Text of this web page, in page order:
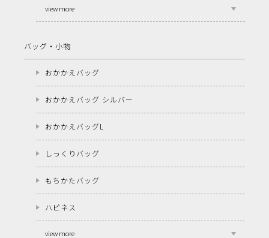
view more
バッグ・小物
おかかえバッグ
おかかえバッグ シルバー
おかかえバッグL
しっくりバッグ
もちかたバッグ
ハピネス
view more